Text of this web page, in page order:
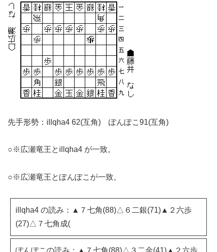
先手形勢：illqha4 62(互角) ぽんぽこ91(互角)
○※広瀬竜王とillqha4 が一致。
○※広瀬竜王とぽんぽこが一致。
illqha4 の読み：▲７七角(88)△６二銀(71)▲２六歩
(27)△７七角成(
ぽんぽこの読み：▲７七角(88)△３二金(41)▲２六歩